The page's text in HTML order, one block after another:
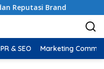
Brand
& SEO Marketing